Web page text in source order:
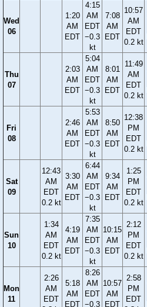
Wed
06
1:20
AM
EDT
4:15
AM
EDT
−0.3
kt
7:08
AM
EDT
10:57
AM
EDT
0.2 kt
Thu
07
2:03
AM
EDT
5:04
AM
EDT
−0.3
kt
8:01
AM
EDT
11:49
AM
EDT
0.2 kt
Fri
08
2:46
AM
EDT
5:53
AM
EDT
−0.3
kt
8:50
AM
EDT
12:38
PM
EDT
0.2 kt
Sat
09
12:43
AM
EDT
0.2 kt
3:30
AM
EDT
6:44
AM
EDT
−0.3
kt
9:34
AM
EDT
1:25
PM
EDT
0.2 kt
Sun
10
1:34
AM
EDT
0.2 kt
4:19
AM
EDT
7:35
AM
EDT
−0.3
kt
10:15
AM
EDT
2:12
PM
EDT
0.2 kt
Mon
11
2:26
AM
EDT
5:18
AM
EDT
8:26
AM
EDT
−0.3
10:57
AM
EDT
2:58
PM
EDT